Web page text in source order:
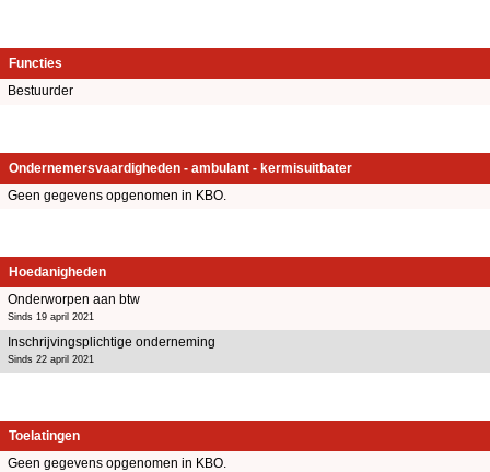
Functies
Bestuurder
Ondernemersvaardigheden - ambulant - kermisuitbater
Geen gegevens opgenomen in KBO.
Hoedanigheden
Onderworpen aan btw
Sinds 19 april 2021
Inschrijvingsplichtige onderneming
Sinds 22 april 2021
Toelatingen
Geen gegevens opgenomen in KBO.